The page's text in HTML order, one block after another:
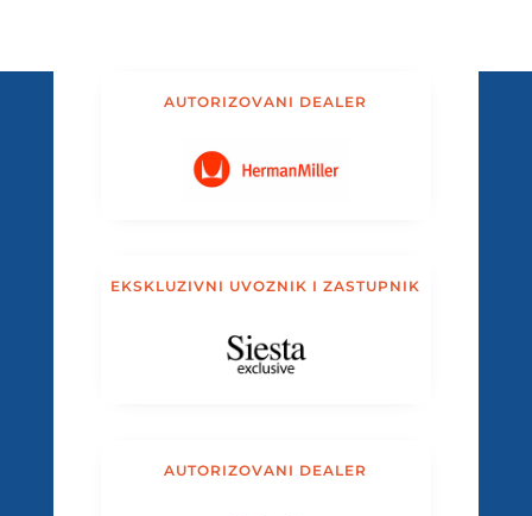
AUTORIZOVANI DEALER
EKSKLUZIVNI UVOZNIK I ZASTUPNIK
AUTORIZOVANI DEALER